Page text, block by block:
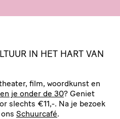
IN HET HART VAN
film, woordkunst en
je onder de 30? Geniet
slechts €11,-. Na je bezoek
Schuurcafé.